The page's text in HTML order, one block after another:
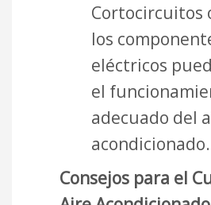
Cortocircuitos
los
eléctricos
el
adecuado del
acondicionado.
Consejos para el